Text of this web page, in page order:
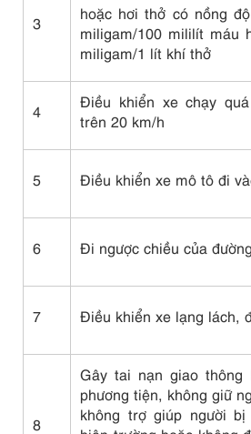
3
hoặc hơi thở có nồng
miligam/100 mililít máu
miligam/1 lít khí thở
4
Điều khiển xe chạy
trên 20 km/h
5 Điều khiển xe mô tô đi
6 Đi ngược chiều của
7 Điều khiển xe lạng lách,
8
Gây tai nạn giao thông
phương tiện, không giữ
không trợ giúp người